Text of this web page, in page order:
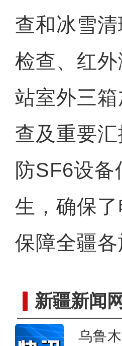
查和冰雪
检查、红
站室外三
查及重要
防SF6设
生，确保
保障全疆
新疆新闻网
乌鲁
【新疆